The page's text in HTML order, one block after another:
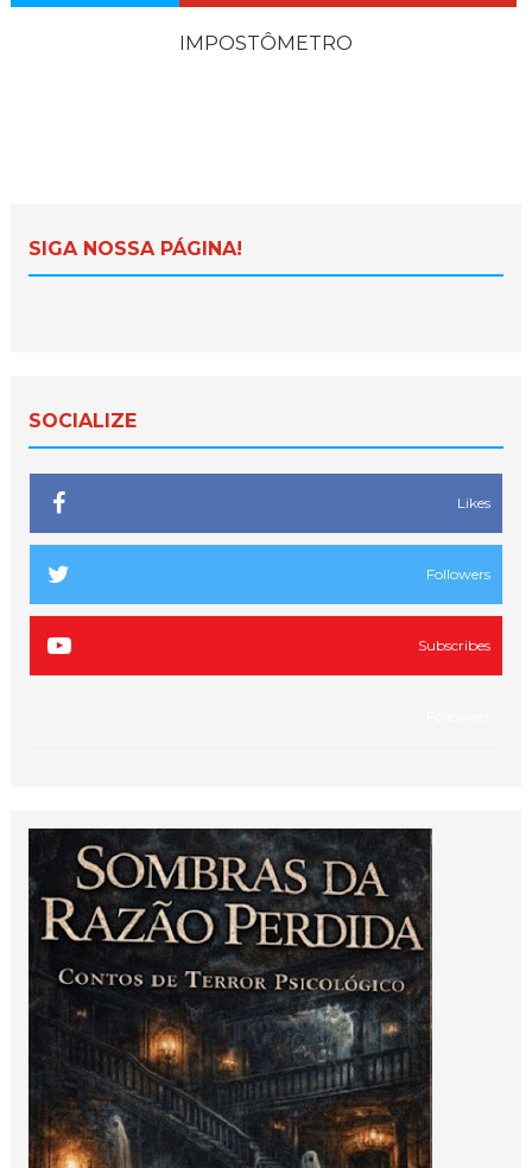
IMPOSTÔMETRO
SIGA NOSSA PÁGINA!
SOCIALIZE
Likes
Followers
Subscribes